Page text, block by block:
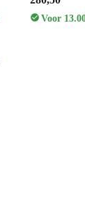
Voor